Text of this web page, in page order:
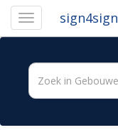
sign4sign